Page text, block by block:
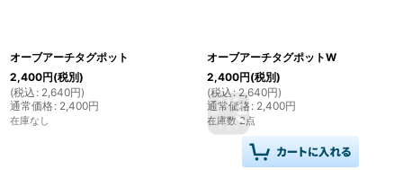
オーブアーチタグポット
2,400円(税別)
(税込 : 2,640円)
通常価格: 2,400円
在庫なし
オーブアーチタグポットW
2,400円(税別)
(税込: 2,640円)
通常価格: 2,400円
在庫数 2点